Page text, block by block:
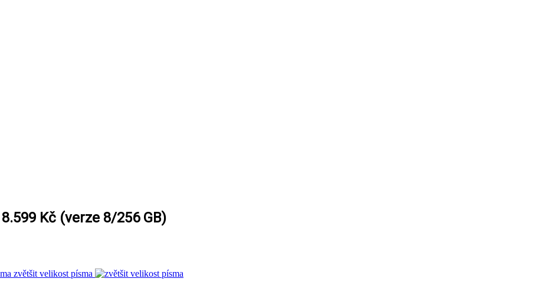
Kč (verze 8/256 GB)
zvětšit velikost písma